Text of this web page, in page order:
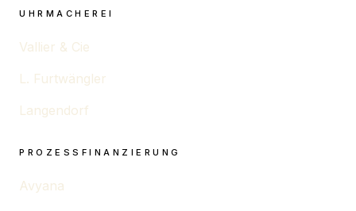
UHRMACHEREI
Vallier & Cie
L. Furtwängler
Langendorf
PROZESSFINANZIERUNG
Avyana